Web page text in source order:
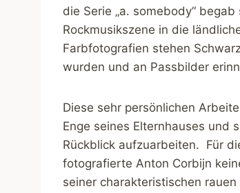
die Serie „a. somebody“
Rockmusikszene in die
Farbfotografien stehen
wurden und an Passbilder
Diese sehr persönlichen
Enge seines Elternhauses und
Rückblick aufzuarbeiten. Für
fotografierte Anton Corbijn
seiner charakteristischen